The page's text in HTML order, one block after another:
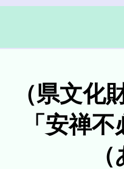
文化財
須山
かなら